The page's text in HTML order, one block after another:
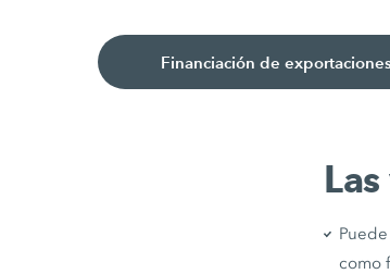
Financiación de exportaciones
como